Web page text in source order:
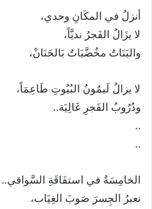
أنزلُ في المكَانِ وحدي،
لا يزَالُ الفَجرُ نديَّاً،
والبَنَاتُ مخُضَّبَاتٌ بَالحَنَانْ،
لا يزالُ لَيمُونُ البُيُوتِ طَاعِمَاً،
ودُرُوبُ الفَجرِ غَالِيَة..
..
..
الخامِسَةُ في استفَاقَةِ السَّواقي..
نعبرُ الجِسرَ صَوبَ الغِيَاب،